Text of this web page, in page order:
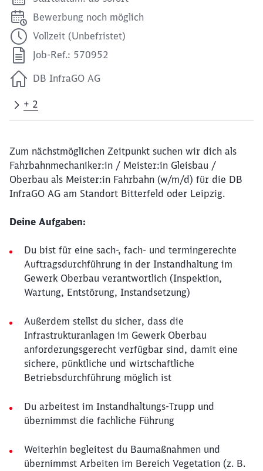
Bewerbung noch möglich
Vollzeit (Unbefristet)
Job-Ref.: 570952
DB InfraGO AG
+ 2
Zum nächstmöglichen Zeitpunkt suchen wir dich als
Fahrbahnmechaniker:in / Meister:in Gleisbau /
Oberbau als Meister:in Fahrbahn (w/m/d) für die DB
InfraGO AG am Standort Bitterfeld oder Leipzig.
Deine Aufgaben:
Du bist für eine sach-, fach- und termingerechte
Auftragsdurchführung in der Instandhaltung im
Gewerk Oberbau verantwortlich (Inspektion,
Wartung, Entstörung, Instandsetzung)
Außerdem stellst du sicher, dass die
Infrastrukturanlagen im Gewerk Oberbau
anforderungsgerecht verfügbar sind, damit eine
sichere, pünktliche und wirtschaftliche
Betriebsdurchführung möglich ist
Du arbeitest im Instandhaltungs-Trupp und
übernimmst die fachliche Führung
Weiterhin begleitest du Baumaßnahmen und
übernimmst Arbeiten im Bereich Vegetation (z. B.